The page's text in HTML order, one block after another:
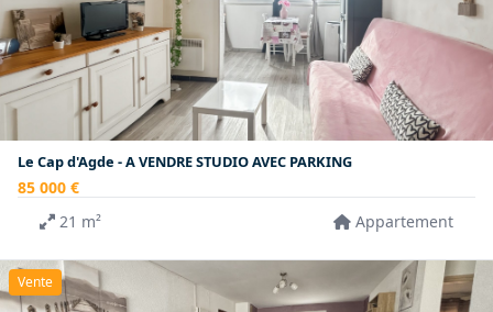
Le Cap d'Agde - A VENDRE STUDIO AVEC PARKING
85 000 €
21 m²
Appartement
Vente